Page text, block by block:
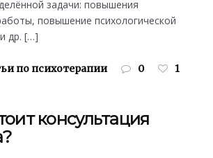
задачи: повышения
повышение психологической
др. […]
по психотерапии 0 1
консультация